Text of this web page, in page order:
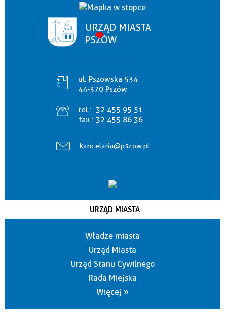
URZĄD MIASTA
PSZÓW
ul. Pszowska 534
44-370 Pszów
tel.: 32 455 95 51
fax.: 32 455 86 36
kancelaria@pszow.pl
URZĄD MIASTA
Władze miasta
Urząd Miasta
Urząd Stanu Cywilnego
Rada Miejska
Więcej »